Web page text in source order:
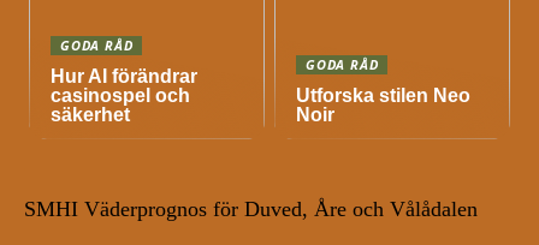
GODA RÅD
Hur AI förändrar
casinospel och
säkerhet
GODA RÅD
Utforska stilen Neo
Noir
SMHI Väderprognos för Duved, Åre och Vålådalen